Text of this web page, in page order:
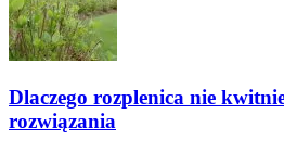
Dlaczego rozplenica nie
rozwiązania